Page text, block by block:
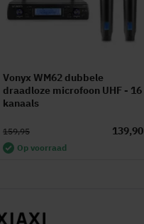
Vonyx WM62 dubbele
draadloze microfoon UHF - 16
kanaals
139,90
159,95
Op voorraad